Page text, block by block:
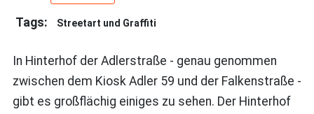
Streetart und Graffiti
In Hinterhof der Adlerstraße - genau genommen
zwischen dem Kiosk Adler 59 und der Falkenstraße -
gibt es großflächig einiges zu sehen. Der Hinterhof